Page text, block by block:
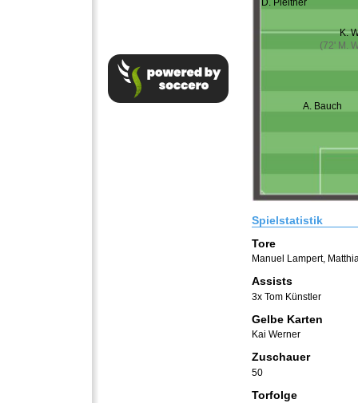
D. Pleitner
K.
(72' M.
A. Bauch
Spielstatistik
Tore
Manuel Lampert,
Assists
3x Tom Künstler
Gelbe Karten
Kai Werner
Zuschauer
50
Torfolge